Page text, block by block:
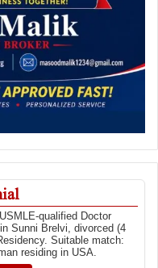
qualified Doctor
Sunni Brelvi, divorced (4
Suitable match:
residing in USA.